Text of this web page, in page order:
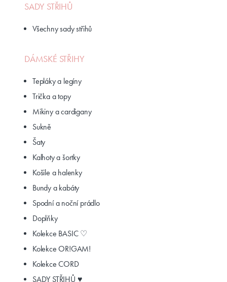
SADY STŘIHŮ
Všechny sady střihů
DÁMSKÉ STŘIHY
Tepláky a legíny
Trička a topy
Mikiny a cardigany
Sukně
Šaty
Kalhoty a šortky
Košile a halenky
Bundy a kabáty
Spodní a noční prádlo
Doplňky
Kolekce BASIC ♡
Kolekce OR!GAM!
Kolekce CORD
SADY STŘIHŮ ♥